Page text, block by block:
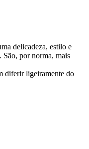
delicadeza, estilo e
São, por norma, mais
diferir ligeiramente do